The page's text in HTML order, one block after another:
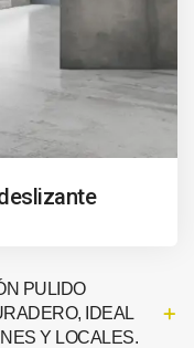
PULIDO
IDEAL
Y LOCALES.